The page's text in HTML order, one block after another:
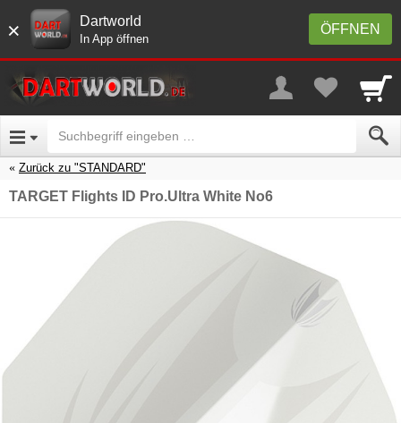
× ÖFFNEN
Dartworld
In App öffnen
Zurück zu "STANDARD"
TARGET Flights ID Pro.Ultra White No6